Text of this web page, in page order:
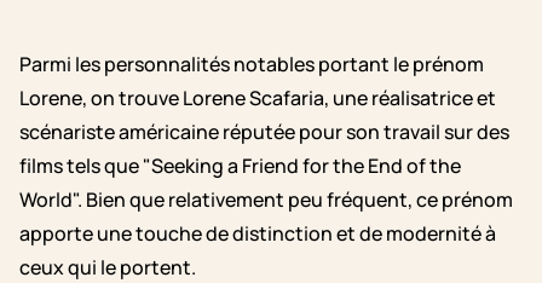
Parmi les personnalités notables portant le prénom
Lorene, on trouve Lorene Scafaria, une réalisatrice et
scénariste américaine réputée pour son travail sur des
films tels que "Seeking a Friend for the End of the
World". Bien que relativement peu fréquent, ce prénom
apporte une touche de distinction et de modernité à
ceux qui le portent.